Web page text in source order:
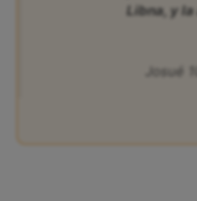
Libna, y la
Josué